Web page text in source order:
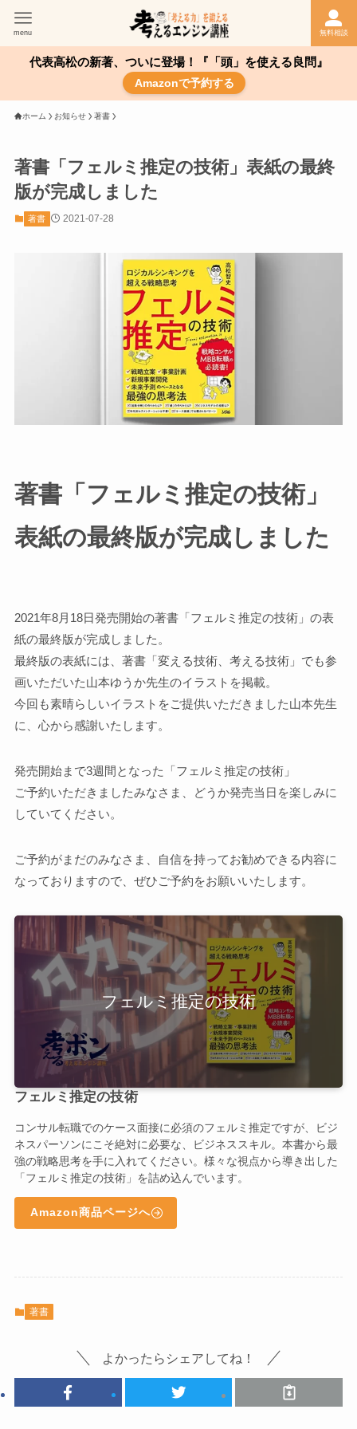
無料相談
menu
代表高松の新著、ついに登場！『「頭」を使える良問』
Amazonで予約する
ホーム お知らせ 著書
著書「フェルミ推定の技術」表紙の最終
版が完成しました
著書 2021-07-28
著書「フェルミ推定の技術」
表紙の最終版が完成しました
2021年8月18日発売開始の著書「フェルミ推定の技術」の表
紙の最終版が完成しました。
最終版の表紙には、著書「変える技術、考える技術」でも参
画いただいた山本ゆうか先生のイラストを掲載。
今回も素晴らしいイラストをご提供いただきました山本先生
に、心から感謝いたします。
発売開始まで3週間となった「フェルミ推定の技術」
ご予約いただきましたみなさま、どうか発売当日を楽しみに
していてください。
ご予約がまだのみなさま、自信を持ってお勧めできる内容に
なっておりますので、ぜひご予約をお願いいたします。
フェルミ推定の技術
フェルミ推定の技術
コンサル転職でのケース面接に必須のフェルミ推定ですが、ビジ
ネスパーソンにこそ絶対に必要な、ビジネススキル。本書から最
強の戦略思考を手に入れてください。様々な視点から導き出した
「フェルミ推定の技術」を詰め込んでいます。
Amazon商品ページへ
著書
よかったらシェアしてね！